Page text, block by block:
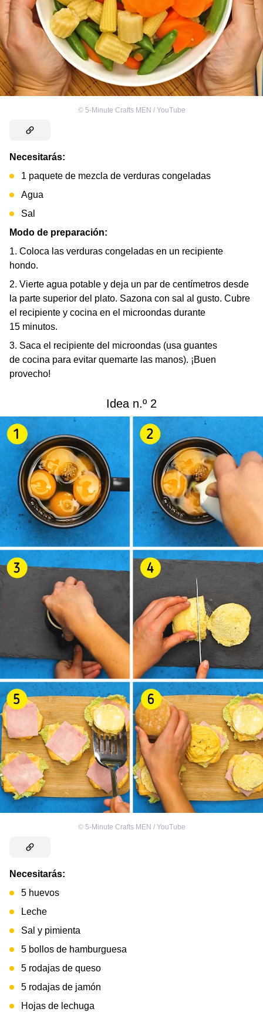
© 5-Minute Crafts MEN / YouTube
Necesitarás:
1 paquete de mezcla de verduras congeladas
Agua
Sal
Modo de preparación:
1. Coloca las verduras congeladas en un recipiente
hondo.
2. Vierte agua potable y deja un par de centímetros desde
la parte superior del plato. Sazona con sal al gusto. Cubre
el recipiente y cocina en el microondas durante
15 minutos.
3. Saca el recipiente del microondas (usa guantes
de cocina para evitar quemarte las manos). ¡Buen
provecho!
Idea n.º 2
© 5-Minute Crafts MEN / YouTube
Necesitarás:
5 huevos
Leche
Sal y pimienta
5 bollos de hamburguesa
5 rodajas de queso
5 rodajas de jamón
Hojas de lechuga